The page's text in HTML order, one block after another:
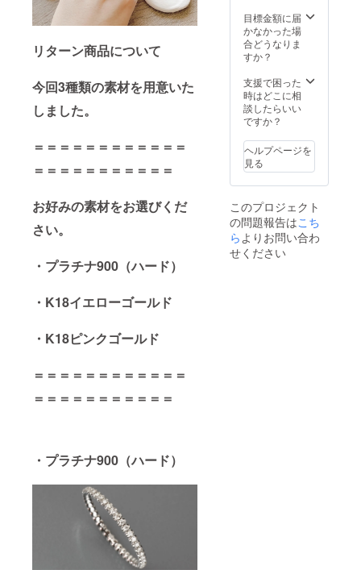
リターン商品について
今回3種類の素材を用意いた
しました。
＝＝＝＝＝＝＝＝＝＝＝＝
＝＝＝＝＝＝＝＝＝＝＝
お好みの素材をお選びくだ
さい。
・プラチナ900（ハード）
・K18イエローゴールド
・K18ピンクゴールド
＝＝＝＝＝＝＝＝＝＝＝＝
＝＝＝＝＝＝＝＝＝＝＝
・プラチナ900（ハード）
の鑑定
書はつ
きませ
別書の
作成は
可能で
す。 ご
方は商
品購入
時のオ
プショ
選びく
ださ
い。 ＊
製品鑑
んが、
製品鑑
別書の
す。 ご
希望の
方は商
品購入
プショ
ンでお
選びく
ださ
製品鑑
別所と
は科学
的検査
によ
ズ
1.0mm-
1.1mm
・カ
H up ・
クラリ
ティ―
SI up ・
ト
GOOD
になり
ます。
モンド
の鑑定
書はつ
きませ
んが、
目標金額に届
かなかった場
合どうなりま
すか？
支援で困った
時はどこに相
談したらいい
ですか？
ヘルプページを
見る
このプロジェクト
の問題報告はこち
らよりお問い合わ
せください